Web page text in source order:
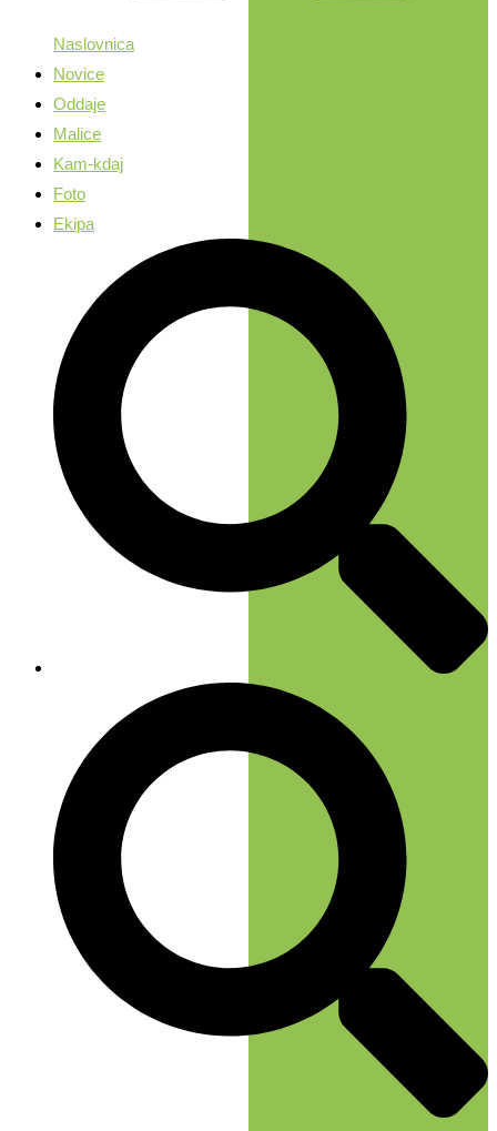
Naslovnica
Novice
Oddaje
Malice
Kam-kdaj
Foto
Ekipa